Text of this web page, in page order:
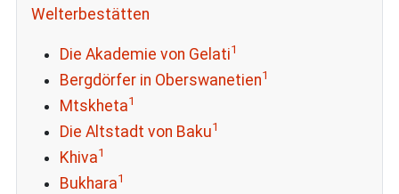
Welterbestätten
Die Akademie von Gelati1
Bergdörfer in Oberswanetien1
Mtskheta1
Die Altstadt von Baku1
Khiva1
Bukhara1